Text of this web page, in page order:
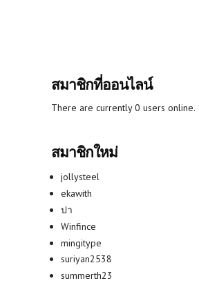
สมาชิกที่ออนไลน์
There are currently 0 users online.
สมาชิกใหม่
jollysteel
ekawith
ปา
Winfince
mingitype
suriyan2538
summerth23